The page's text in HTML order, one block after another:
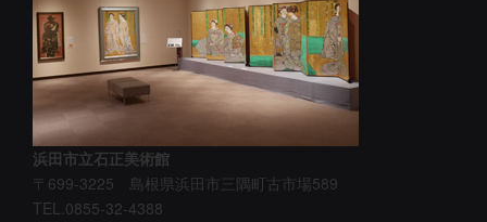
浜田市立石正美術館
〒699-3225 島根県浜田市三隅町古市場589
TEL.0855-32-4388